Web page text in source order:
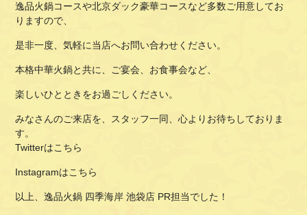
逸品火鍋コースや北京ダック豪華コースなど多数ご用意してお
りますので、
是非一度、気軽に当店へお問い合わせください。
本格中華火鍋と共に、ご宴会、お食事会など、
楽しいひとときをお過ごしください。
みなさんのご来店を、スタッフ一同、心よりお待ちしておりま
す。
Twitterはこちら
Instagramはこちら
以上、逸品火鍋 四季海岸 池袋店 PR担当でした！